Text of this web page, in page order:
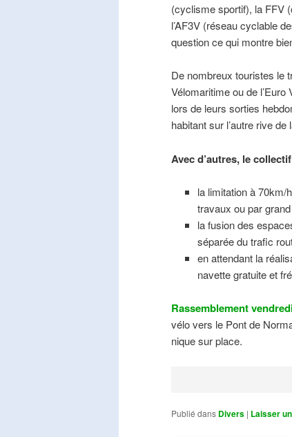
(cyclisme sportif), la FFV
l’AF3V (réseau cyclable
question ce qui montre
De nombreux touristes le
Vélomaritime ou de
lors de leurs sorties
habitant sur l’autre rive
Avec d’autres, le
la limitation à 70km/
travaux ou par
la fusion des
séparée du trafic
en attendant la
navette gratuite et
Rassemblement
vélo vers le Pont de
nique sur place.
Publié dans Divers | Laisser